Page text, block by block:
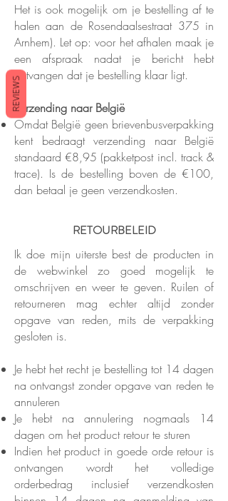
​Het is ook mogelijk om je bestelling af te
halen aan de Rosendaalsestraat 375 in
Arnhem). Let op: voor het afhalen maak je
een afspraak nadat je bericht hebt
ontvangen dat je bestelling klaar ligt.
Verzending naar België
Omdat België geen brievenbusverpakking
kent bedraagt verzending naar België
standaard €8,95 (pakketpost incl. track &
trace). Is de bestelling boven de €100,
dan betaal je geen verzendkosten.
RETOURBELEID
Ik doe mijn uiterste best de producten in
de webwinkel zo goed mogelijk te
omschrijven en weer te geven. Ruilen of
retourneren mag echter altijd zonder
opgave van reden, mits de verpakking
gesloten is.
Je hebt het recht je bestelling tot 14 dagen
na ontvangst zonder opgave van reden te
annuleren
Je hebt na annulering nogmaals 14
dagen om het product retour te sturen
Indien het product in goede orde retour is
ontvangen wordt het volledige
orderbedrag inclusief verzendkosten
REVIEWS